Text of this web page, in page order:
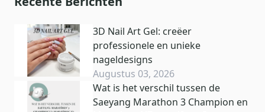
3D Nail Art Gel: creëer
professionele en unieke
nageldesigns
Augustus 03, 2026
Wat is het verschil tussen de
Saeyang Marathon 3 Champion en